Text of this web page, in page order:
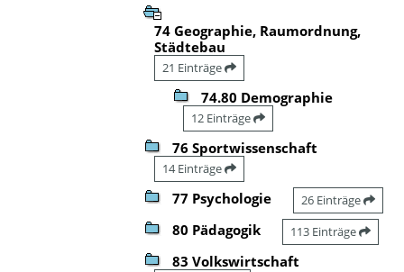
74 Geographie, Raumordnung,
Städtebau
21 Einträge
74.80 Demographie
12 Einträge
76 Sportwissenschaft
14 Einträge
77 Psychologie 26 Einträge
80 Pädagogik 113 Einträge
83 Volkswirtschaft